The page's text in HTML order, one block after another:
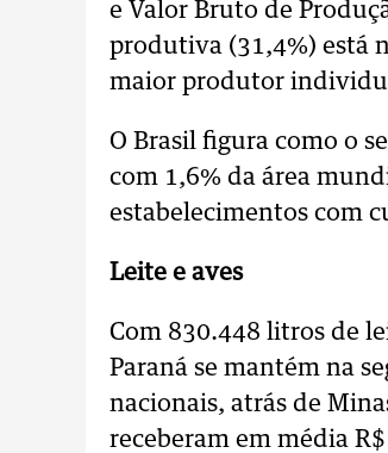
e Valor Bruto de
produtiva (31,4%) está
maior produtor
O Brasil figura como o
com 1,6% da área
estabelecimentos com
Leite e aves
Com 830.448 litros de
Paraná se mantém na
nacionais, atrás de
receberam em média